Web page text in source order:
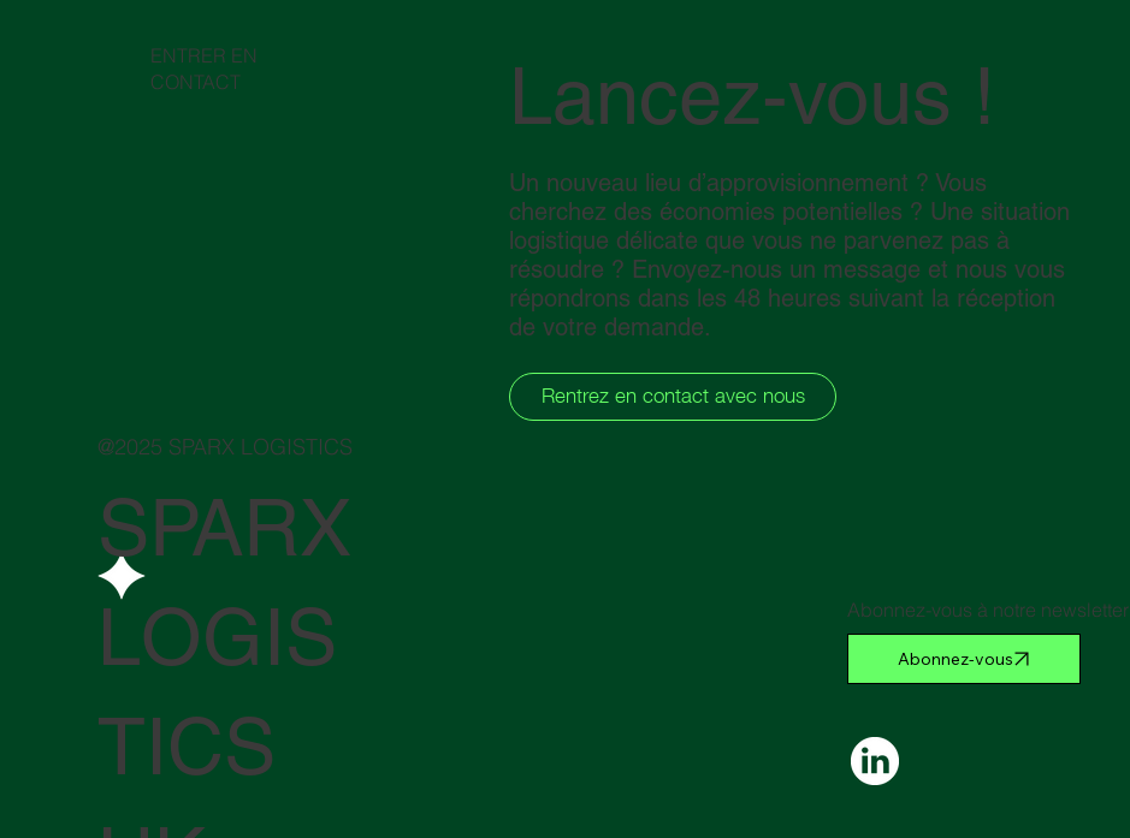
ENTRER EN
CONTACT
Lancez-vous !
Un nouveau lieu d’approvisionnement ? Vous
cherchez des économies potentielles ? Une situation
logistique délicate que vous ne parvenez pas à
résoudre ? Envoyez-nous un message et nous vous
répondrons dans les 48 heures suivant la réception
de votre demande.
Rentrez en contact avec nous
@2025 SPARX LOGISTICS
SPARX
LOGIS
TICS
Abonnez-vous à notre newsletter
Abonnez-vous